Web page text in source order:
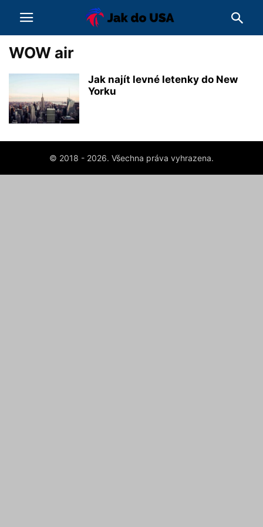
WOW air
Jak najít levné letenky do New
Yorku
© 2018 - 2026. Všechna práva vyhrazena.